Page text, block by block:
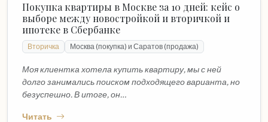
Покупка квартиры в Москве за 10 дней: кейс о
выборе между новостройкой и вторичкой и
ипотеке в Сбербанке
Вторичка Москва (покупка) и Саратов (продажа)
Моя клиентка хотела купить квартиру, мы с ней
долго занимались поиском подходящего варианта, но
безуспешно. В итоге, он…
Читать